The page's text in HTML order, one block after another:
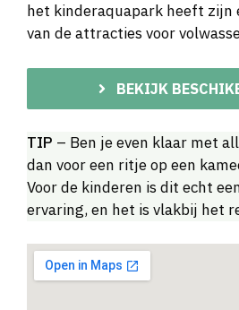
het kinderaquapark heeft zijn
van de attracties voor
BEKIJK
TIP – Ben je even klaar met
dan voor een ritje op een
Voor de kinderen is dit echt
ervaring, en het is vlakbij het